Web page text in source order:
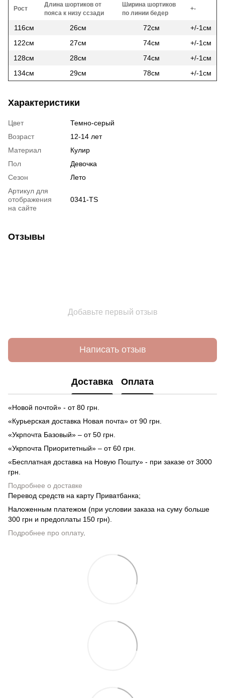
Рост
Длина шортиков от
пояса к низу ссзади
Ширина шортиков
по линии бедер
+-
116см 26см 72см
+/-1см
122см
27см 74см
+/-1см
128см
28см 74см
+/-1см
134см
29см 78см +/-1см
Характеристики
Цвет
Темно-серый
Возраст
12-14 лет
Материал
Кулир
Пол
Девочка
Сезон
Лето
Артикул для
отображения
на сайте
0341-TS
Отзывы
Добавьте первый отзыв
Написать отзыв
Доставка Оплата
«Новой почтой» - от 80 грн.
«Курьерская доставка Новая почта» от 90 грн.
«Укрпочта Базовый» – от 50 грн.
«Укрпочта Приоритетный» – от 60 грн.
«Бесплатная доставка на Новую Пошту» - при заказе от 3000
грн.
Подробнее о доставке
Перевод средств на карту Приватбанка;
Наложенным платежом (при условии заказа на суму больше
300 грн и предоплаты 150 грн).
Подробнее про оплату.